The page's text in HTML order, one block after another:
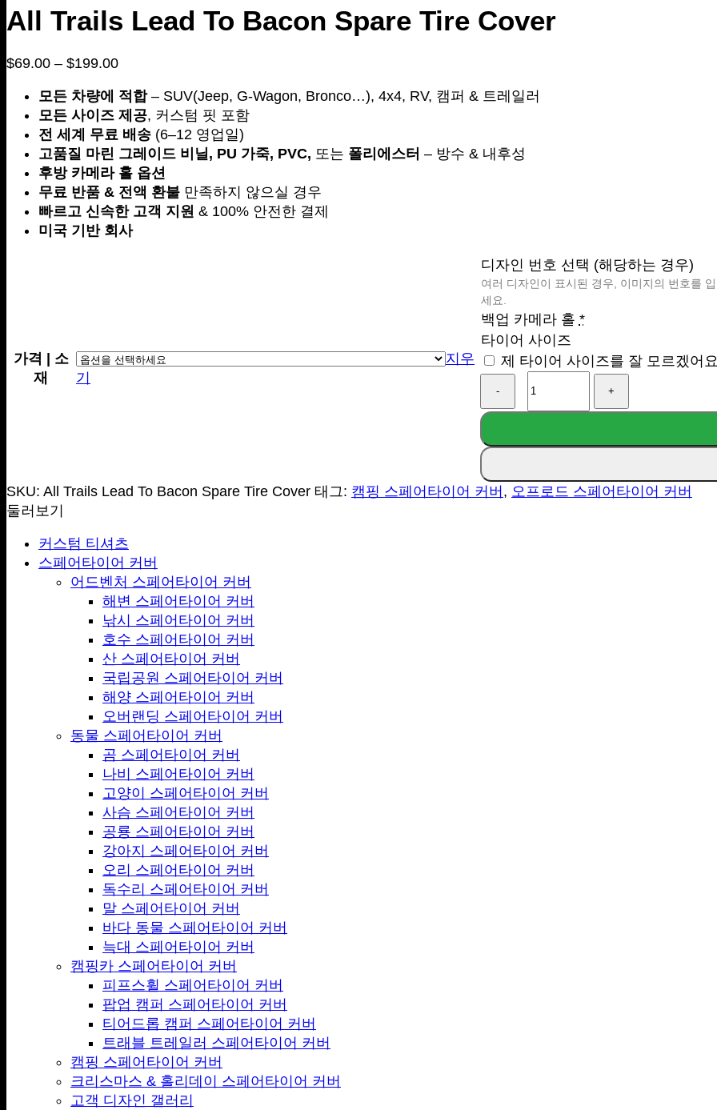
All Trails Lead To Bacon Spare Tire Cover
$69.00 – $199.00가
범
위:
$69.00
~
$199.00
모든 차량에 적합– SUV(Jeep, G-Wagon, Bronco…), 4x4, RV, 캠퍼 & 트레일러
모든 사이즈 제공, 커스텀 핏 포함
전 세계 무료 배송 (6–12 영업일)
고품질 마린 그레이드 비닐, PU 가죽, PVC, 또는 폴리에스터 – 방수 & 내후성
후방 카메라 홀 옵션
무료 반품 & 전액 환불 만족하지 않으실 경우
빠르고 신속한 고객 지원 & 100% 안전한 결제
미국 기반 회사
가격 | 소
재
지우
기
디자인 번호 선택 (해당하는 경우)
여러 디자인이 표시된 경우, 이미지의 번호를
세요.
백업 카메라 홀 *
타이어 사이즈
제 타이어 사이즈를 잘 모르겠어요
Trails
Lead
Bacon
Tire
Cover
SKU: All Trails Lead To Bacon Spare Tire Cover 태그: 캠핑 스페어타이어 커버 , 오프로드 스페어타이어 커버
둘러보기
커스텀 티셔츠
스페어타이어 커버
어드벤처 스페어타이어 커버
해변 스페어타이어 커버
낚시 스페어타이어 커버
호수 스페어타이어 커버
산 스페어타이어 커버
국립공원 스페어타이어 커버
해양 스페어타이어 커버
오버랜딩 스페어타이어 커버
동물 스페어타이어 커버
곰 스페어타이어 커버
나비 스페어타이어 커버
고양이 스페어타이어 커버
사슴 스페어타이어 커버
공룡 스페어타이어 커버
강아지 스페어타이어 커버
오리 스페어타이어 커버
독수리 스페어타이어 커버
말 스페어타이어 커버
바다 동물 스페어타이어 커버
늑대 스페어타이어 커버
캠핑카 스페어타이어 커버
피프스휠 스페어타이어 커버
팝업 캠퍼 스페어타이어 커버
티어드롭 캠퍼 스페어타이어 커버
트래블 트레일러 스페어타이어 커버
캠핑 스페어타이어 커버
크리스마스 & 홀리데이 스페어타이어 커버
고객 디자인 갤러리